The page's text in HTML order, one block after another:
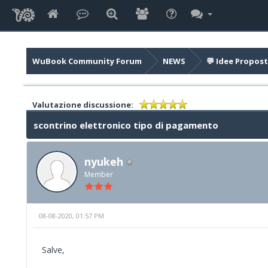
WuBook Community Forum NEWS 💬 Idee
Valutazione discussione:
scontrino elettronico tipo di pagamento
nyukeh
Member
08-08-2020, 01:57 PM
Salve,